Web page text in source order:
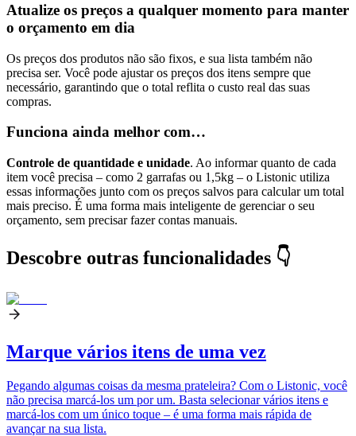
Atualize os preços a qualquer momento para manter
o orçamento em dia
Os preços dos produtos não são fixos, e sua lista também não
precisa ser. Você pode ajustar os preços dos itens sempre que
necessário, garantindo que o total reflita o custo real das suas
compras.
Funciona ainda melhor com…
Controle de quantidade e unidade. Ao informar quanto de cada
item você precisa – como 2 garrafas ou 1,5kg – o Listonic utiliza
essas informações junto com os preços salvos para calcular um total
mais preciso. É uma forma mais inteligente de gerenciar o seu
orçamento, sem precisar fazer contas manuais.
Descobre outras funcionalidades 👇
Marque vários itens de uma vez
Pegando algumas coisas da mesma prateleira? Com o Listonic, você
não precisa marcá-los um por um. Basta selecionar vários itens e
marcá-los com um único toque – é uma forma mais rápida de
avançar na sua lista.